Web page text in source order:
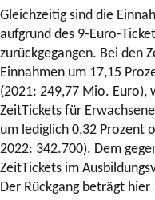
Gleichzeitig sind die
aufgrund des 9-Euro-
zurückgegangen. Bei den
Einnahmen um 17,15
(2021: 249,77 Mio. Euro),
ZeitTickets für
um lediglich 0,32 Prozent
2022: 342.700). Dem
ZeitTickets im
Der Rückgang beträgt